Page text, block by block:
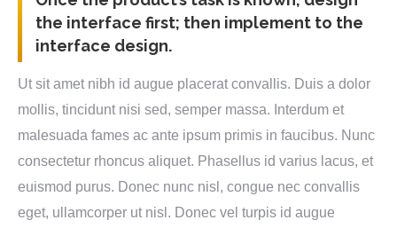
the interface first; then implement to the
interface design.
Ut sit amet nibh id augue placerat convallis. Duis a dolor
mollis, tincidunt nisi sed, semper massa. Interdum et
malesuada fames ac ante ipsum primis in faucibus. Nunc
consectetur rhoncus aliquet. Phasellus id varius lacus, et
euismod purus. Donec nunc nisl, congue nec convallis
eget, ullamcorper ut nisl. Donec vel turpis id augue